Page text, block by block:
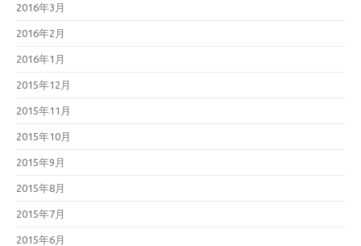
2016年3月
2016年2月
2016年1月
2015年12月
2015年11月
2015年10月
2015年9月
2015年8月
2015年7月
2015年6月